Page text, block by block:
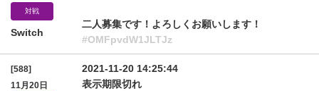
対戦
Switch
二人募集です！よろしくお願いします！
#OMFpvdW1JLTJz
[588]
11月20日
2021-11-20 14:25:44
表示期限切れ